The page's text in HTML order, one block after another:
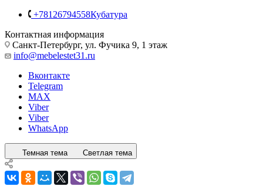
+78126794558Кубатура
Контактная информация
Санкт-Петербург, ул. Фучика 9, 1 этаж
info@mebelestet31.ru
Вконтакте
Telegram
MAX
Viber
Viber
WhatsApp
Темная тема Светлая тема